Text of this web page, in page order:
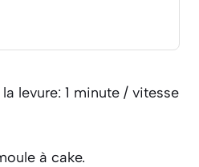
levure: 1 minute / vitesse
à cake.